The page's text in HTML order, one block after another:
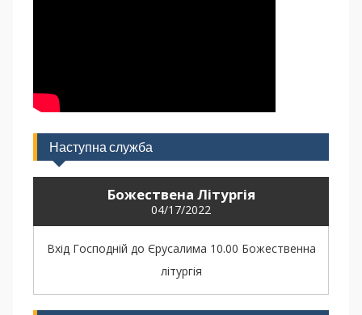
Наступна служба
Божествена Літургія
04/17/2022
Вхід Господній до Єрусалима 10.00 Божественна
літургія